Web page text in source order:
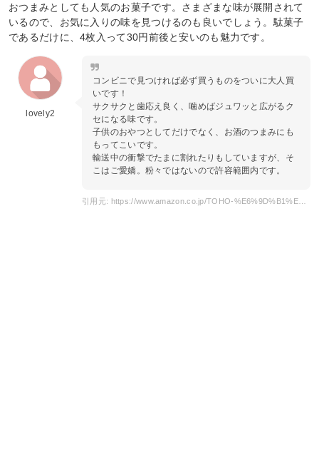
おつまみとしても人気のお菓子です。さまざまな味が展開されて
いるので、お気に入りの味を見つけるのも良いでしょう。駄菓子
であるだけに、4枚入って30円前後と安いのも魅力です。
lovely2
コンビニで見つければ必ず買うものをついに大人買
いです！
サクサクと歯応え良く、噛めばジュワッと広がるク
セになる味です。
子供のおやつとしてだけでなく、お酒のつまみにも
もってこいです。
輸送中の衝撃でたまに割れたりもしていますが、そ
こはご愛嬌。粉々ではないので許容範囲内です。
引用元: https://www.amazon.co.jp/TOHO-%E6%9D%B1%E8%B1%8A%E8%A3%BD%E8%8F%93-%E3%83%9D%E3%83%86%E3%83%88%E3%83%95%E3%83%A9%E3%82%A4-%E3%83%95%E3%83%A9%E3%82%A4%E3%83%89%E3%83%81%E3%82%AD%E3%83%B3%E5%91%B3-1%E3%83%9C%E3%83%BC%E3%83%AB/product-reviews/B018XATM7K?pageNumber=2&reviewerType=all_reviews